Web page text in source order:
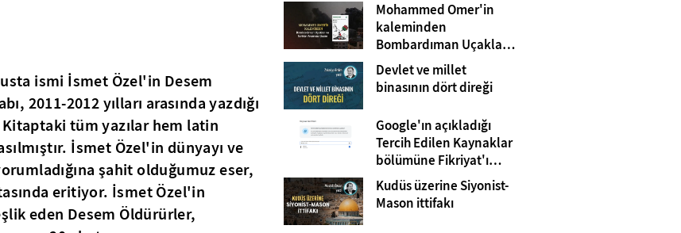
ismi İsmet Özel'in Desem
2011-2012 yılları arasında yazdığı
Kitaptaki tüm yazılar hem latin
İsmet Özel'in dünyayı ve
şahit olduğumuz eser,
eritiyor. İsmet Özel'in
eden Desem Öldürürler,
Mohammed Omer'in
kaleminden
Bombardıman Uçakları
ve Tanklar Arasında
Gazze
Devlet ve millet
binasının dört direği
Google'ın açıkladığı
Tercih Edilen Kaynaklar
bölümüne Fikriyat'ı
eklemeyi unutmayın!
Kudüs üzerine Siyonist-
Mason ittifakı